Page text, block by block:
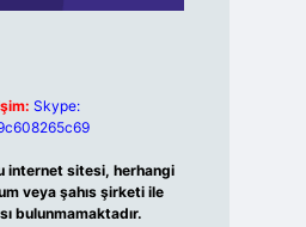
Skype:
internet sitesi, herhangi
veya şahıs şirketi ile
bulunmamaktadır.